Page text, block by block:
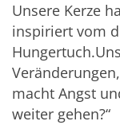
Unsere Kerze
inspiriert vom
macht Angst
weiter gehen?“